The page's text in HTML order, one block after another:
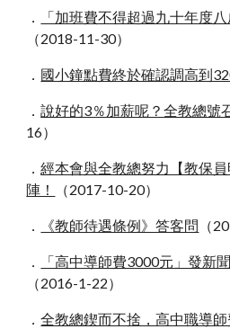
．
「加班費不得超過九十年度
（2018-11-30）
． 國小鐘點費終於確認調高到
．說好的3％加薪呢？全教總號
16）
．經本會與全教總努力【教保
陣！
（2017-10-20）
． 《教師待遇條例》答客問 （
．
「高中導師費3000元」發新
（2016-1-22）
．全教總鍥而不捨，高中職導